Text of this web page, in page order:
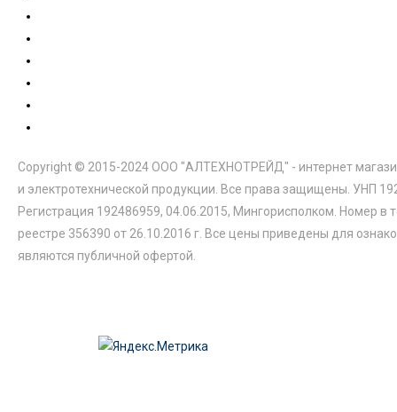
Copyright © 2015-2024 ООО "АЛТЕХНОТРЕЙД" - интернет
и электротехнической продукции. Все права защищены. УНП
Регистрация 192486959, 04.06.2015, Мингорисполком. Номер в
реестре 356390 от 26.10.2016 г. Все цены приведены для
являются публичной офертой.